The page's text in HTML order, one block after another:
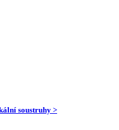
soustruhy >